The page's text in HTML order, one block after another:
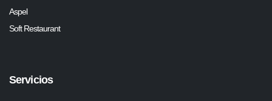
Aspel
Soft Restaurant
Servicios